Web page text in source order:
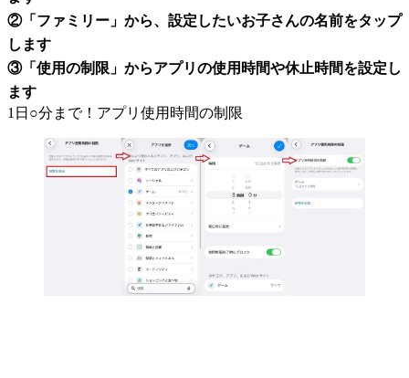
②「ファミリー」から、設定したいお子さんの名前をタップ
します
③「使用の制限」からアプリの使用時間や休止時間を設定し
ます
1日○分まで！アプリ使用時間の制限